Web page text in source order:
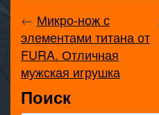
← Микро-нож с
элементами титана от
FURA. Отличная
мужская игрушка
Поиск